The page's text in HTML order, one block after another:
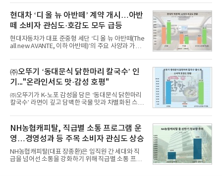
디교육, 대교, 디지
이 순으로 뒤를 이었다.7일 한국기업평판연구소(소장
구창환)는 산업통상자원부 공공기관 41개 브랜드를
대상으로 지난 7월 7일부터 8월 7일까지 수집된 소비
자 빅데이터 91,102,549건을 분석한 결과, 한국전력
공사가 브랜드평판지수 10,670,633을 기록하며 8월
1위에 올랐다고 밝혔다. 분석에 활용된 빅데이터는 지
난 7월(88,893,823건) 대비 2.48% 증가한 수치다.연
수력원자력, 한국석
현대차 ‘디 올 뉴 아반떼’ 계약 개시…아반
떼 소비자 관심도·호감도 모두 급등
현대자동차가 대표 준중형 세단 ‘디 올 뉴 아반떼(The
all new AVANTE, 이하 아반떼)’의 주요 사양과 가격
떼는 6년 만에 선보이는 8세대 완전변경 모델로, ▲정
교한 선과 면을 중심으로 완성한 파격적인 디자인 ▲
과거 중형 세단 수준으로 확대된 차체 제원 ▲글로벌
최고 수준의 안전성 ▲성능과 효율을 동시에 높인 주
행 완성도 ▲첨단 편의 및 디지털 사양 적용 등을 통해
글로벌 준중형 세단의 새로운 기준을 세웠다.아반떼
는 가솔린 2.0과 1.6 하이브리드 두 가지 파워트레인
넘
㈜오뚜기 ‘동대문식 닭한마리 칼국수’ 인
기..."온라인서도 맛·감성 호평"
㈜오뚜기가 K-노포 감성을 담은 ‘동대문식 닭한마리
칼국수’ 라면이 깊고 담백한 국물 맛과 차별화된 스토
혔다.‘동대문식 닭한마리 칼국수’는 예상을 뛰어넘는
소비자 호응에 힘입어 지난 7월 13일 첫 선을 보인 지
단 18일 만에 누적 판매량 50만 개를 돌파하는 성과를
거두었다.이번 신제품은 개발진이 전국의 닭한마리
전문점을 직접 찾아 다니며 최적의 육수 비율을 완성
했다. 자극적이지 않으면서도 깊은 닭육수에 마늘의
개운한 풍미를 더했으며, 국물이 잘 배어들면서도 쫄
NH농협캐피탈, 직급별 소통 프로그램 운
영…경영성과 등 주목 소비자 관심도 상승
NH농협캐피탈(대표 장종환)은 임직원 간 세대와 직
급을 넘어선 소통을 강화하기 위해 직급별 소통 프로